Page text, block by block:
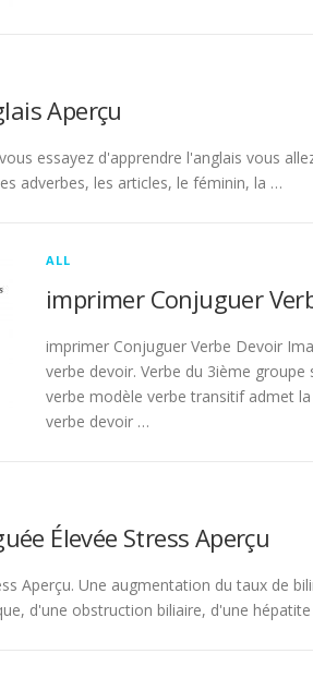
Aperçu
essayez d'apprendre l'anglais vous
adverbes, les articles, le féminin, la …
ALL
imprimer Conjuguer
imprimer Conjuguer Verbe Devoir
verbe devoir. Verbe du 3ième
verbe modèle verbe transitif admet
verbe devoir …
Élevée Stress Aperçu
Aperçu. Une augmentation du taux de
d'une obstruction biliaire, d'une